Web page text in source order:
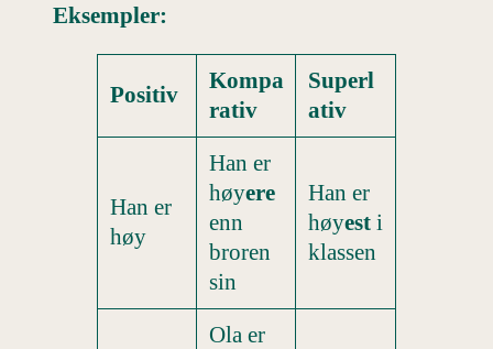
Eksempler:
Positiv
Kompa
rativ
Superl
ativ
Han er
høy
Han er
høyere
enn
broren
sin
Han er
høyesti
klassen
Ola er